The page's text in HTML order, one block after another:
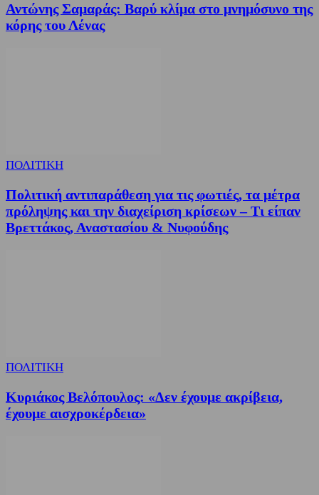
Αντώνης Σαμαράς: Βαρύ κλίμα στο μνημόσυνο της
κόρης του Λένας
ΠΟΛΙΤΙΚΗ
Πολιτική αντιπαράθεση για τις φωτιές, τα μέτρα
πρόληψης και την διαχείριση κρίσεων – Τι είπαν
Βρεττάκος, Αναστασίου & Νυφούδης
ΠΟΛΙΤΙΚΗ
Κυριάκος Βελόπουλος: «Δεν έχουμε ακρίβεια,
έχουμε αισχροκέρδεια»